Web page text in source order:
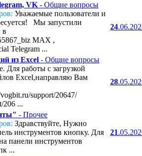
VK - Общие вопросы
Уважаемые пользователи и
Мы запустили
в
MAX ,
Telegram ...
24
из Excel - Общие вопросы
Для работы с загрузкой
Excel,направляю Вам
support/20647/
206 ...
28
- Прочее
Здравствуйте, Нужно
инструментов кнопку. Для
панели инструментов
...
21